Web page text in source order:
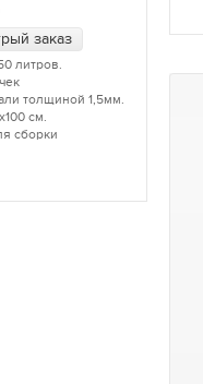
заказ
литров.
толщиной 1,5мм.
см.
сборки